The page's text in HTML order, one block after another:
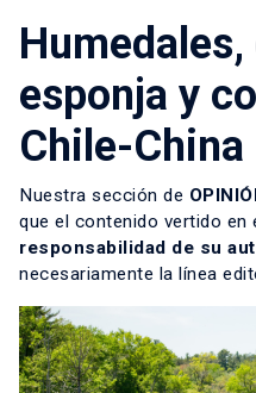
esponja y
Chile-China
Nuestra sección de
que el contenido vertido en
responsabilidad de su
necesariamente la línea